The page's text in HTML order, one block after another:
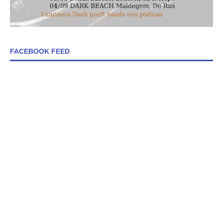
FACEBOOK FEED